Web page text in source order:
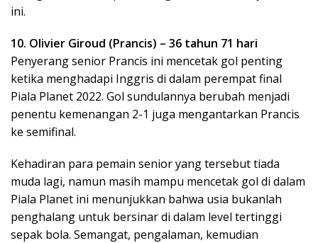
ini.
10. Olivier Giroud (Prancis) – 36 tahun 71 hari
Penyerang senior Prancis ini mencetak gol penting
ketika menghadapi Inggris di dalam perempat final
Piala Planet 2022. Gol sundulannya berubah menjadi
penentu kemenangan 2-1 juga mengantarkan Prancis
ke semifinal.
Kehadiran para pemain senior yang tersebut tiada
muda lagi, namun masih mampu mencetak gol di dalam
Piala Planet ini menunjukkan bahwa usia bukanlah
penghalang untuk bersinar di dalam level tertinggi
sepak bola. Semangat, pengalaman, kemudian